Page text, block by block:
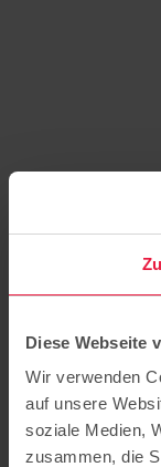
Diese Webseite
Wir verwenden
auf unsere
soziale Medien,
zusammen, die